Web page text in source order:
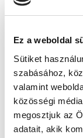
Ez a weboldal
Sütiket
szabásához,
valamint
közösségi
megosztjuk az
adatait, akik